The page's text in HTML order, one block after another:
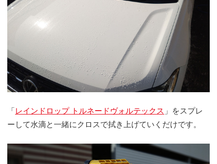
「 レインドロップ トルネードヴォルテックス 」をスプレ
ーして水滴と一緒にクロスで拭き上げていくだけです。